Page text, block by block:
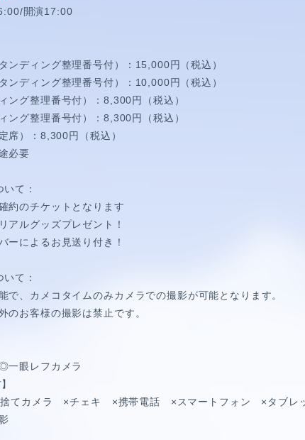
MOVIE
開演17:00
ンディング整理番号付）：15,000円（税込）
ンディング整理番号付）：10,000円（税込）
ング整理番号付）：8,300円（税込）
ング整理番号付）：8,300円（税込）
席）：8,300円（税込）
必要
て：
約のチケットとなります
アルグッズプレゼント！
ーによるお見送り付き！
て：
で、カメコタイムのみカメラでの撮影が可能となります。
のお客様の撮影は禁止です。
眼レフカメラ
てカメラ ×チェキ ×携帯電話 ×スマートフォン ×タブレ